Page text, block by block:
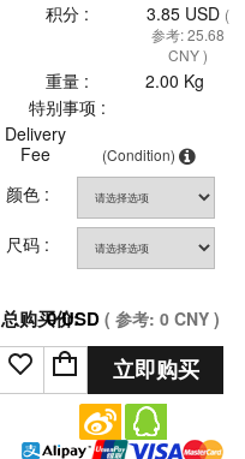
积分 : 3.85 USD (
参考: 25.68
CNY )
重量 :
2.00 Kg
特别事项 :
Delivery
Fee
(Condition)
颜色 :
尺码 :
总购买价:
0USD( 参考:0 CNY )
立即购买